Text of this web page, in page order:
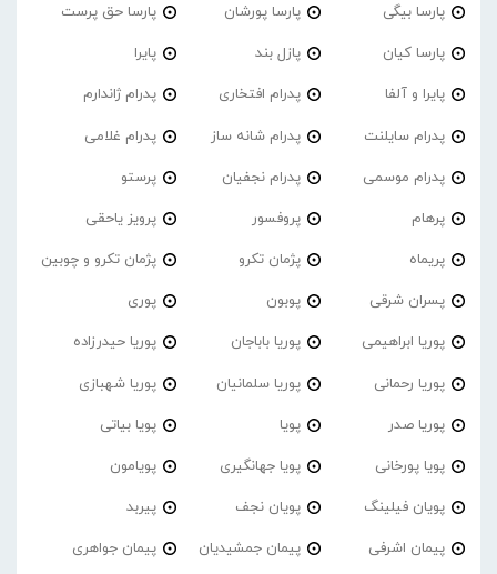
پارسا بیگی پارسا پورشان پارسا حق پرست
پارسا کیان پازل بند پایرا
پایرا و آلفا پدرام افتخاری پدرام ژاندارم
پدرام‌ سایلنت پدرام شانه ساز پدرام غلامی
پدرام موسمی پدرام نجفیان پرستو
پرهام پروفسور پرویز یاحقی
پریماه پژمان تکرو پژمان تکرو و چوبین
پسران شرقی پوبون پوری
پوریا ابراهیمی پوریا باباجان پوریا حیدرزاده
پوریا رحمانی پوریا سلمانیان پوریا شهبازی
پوریا صدر پویا پویا بیاتی
پویا پورخانی پویا جهانگیری پویامون
پویان فیلینگ پویان نجف پیربد
پیمان اشرفی پیمان جمشیدیان پیمان جواهری